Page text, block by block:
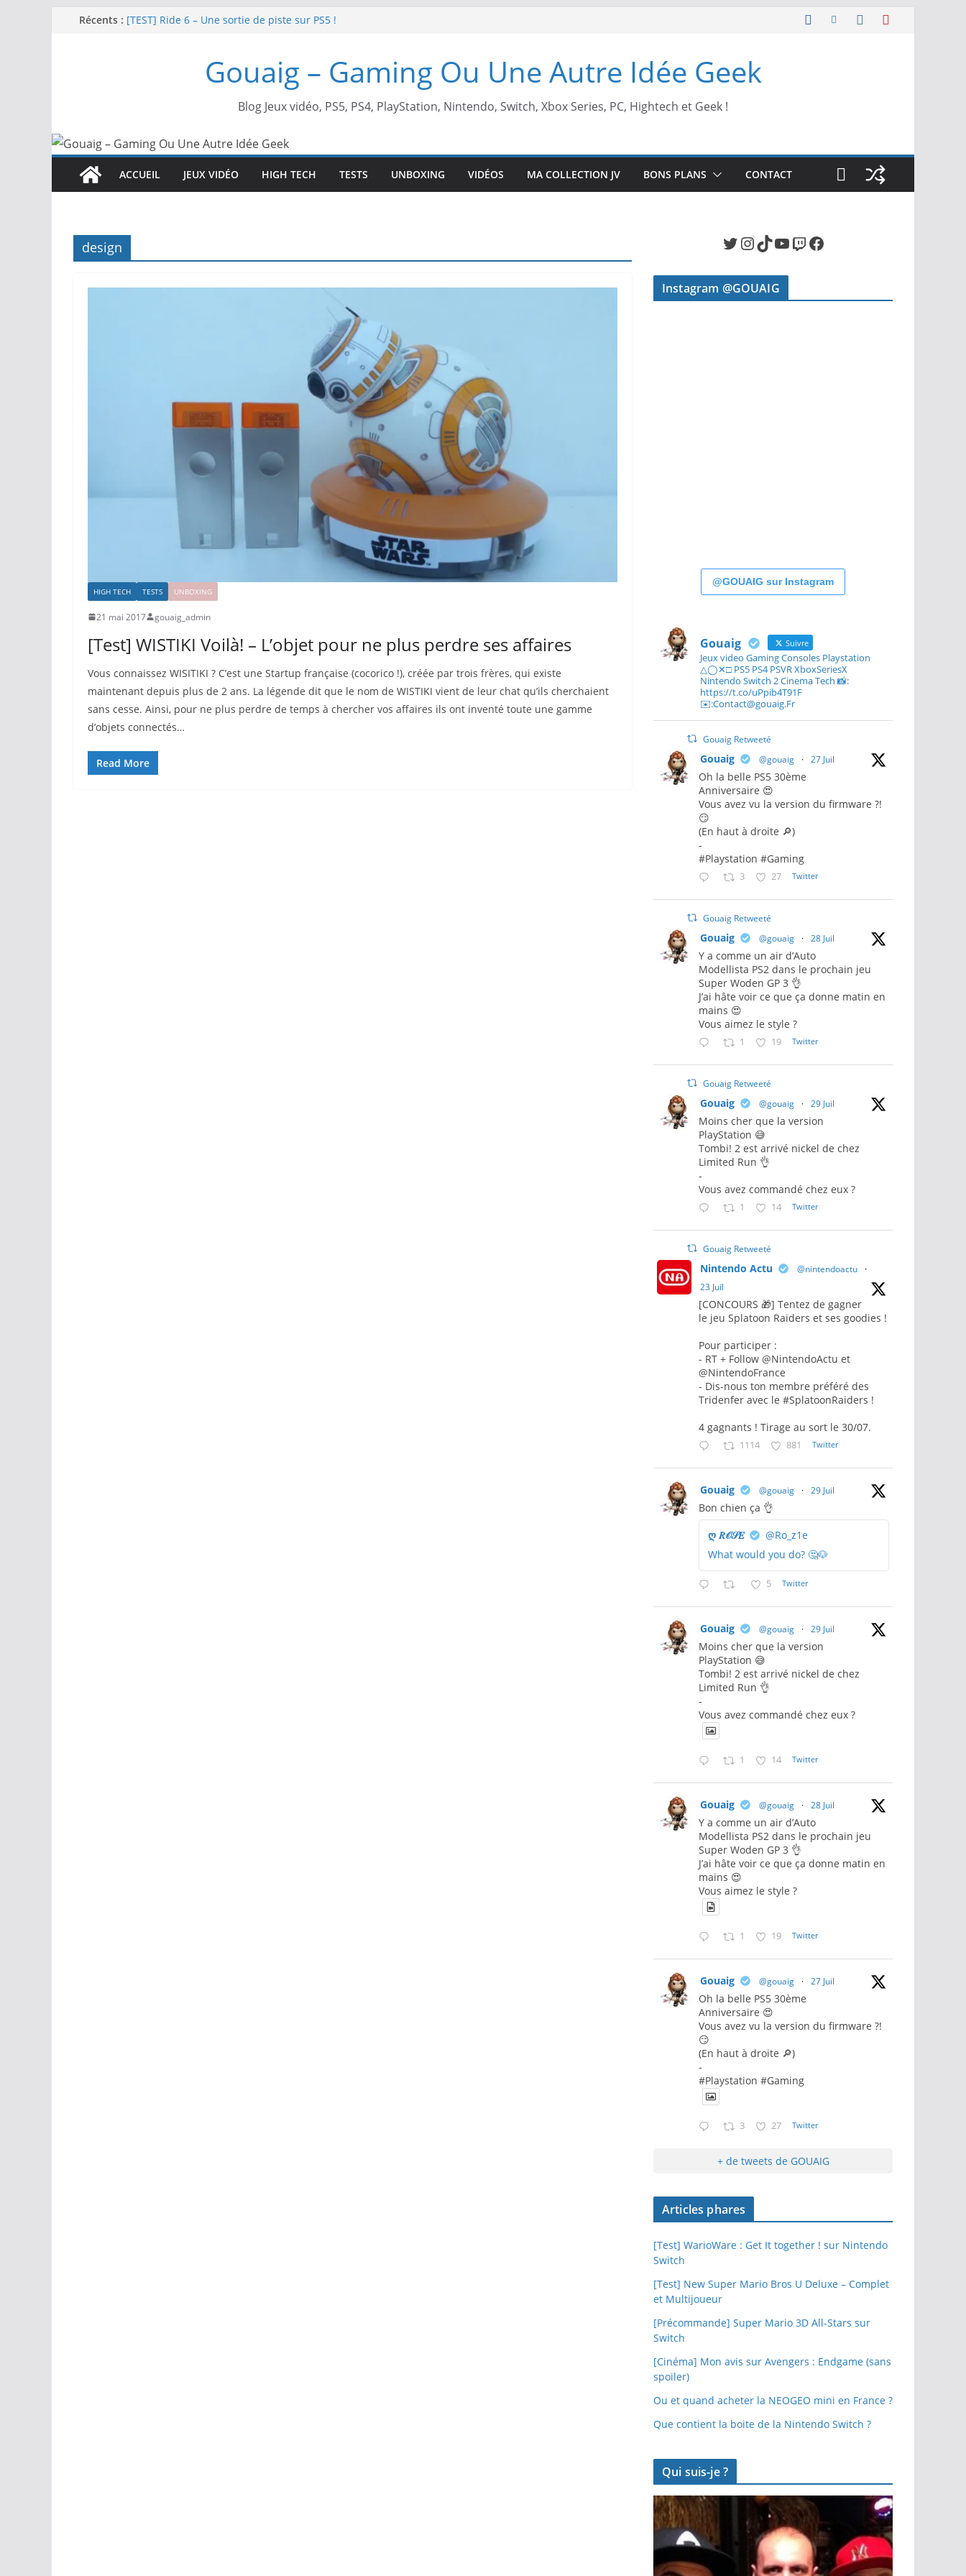
PasserRécents : [TEST] Ride 6 – Une sortie de piste sur PS5 !
[TEST] Screamer – Le retour des courses arcade !
SWITCH 2 : Nouveaux accessoires Turtle Beach X Mario
Gouaig – Gaming Ou Une Autre Idée Geek
Blog Jeux vidéo, PS5, PS4, PlayStation, Nintendo, Switch, Xbox Series, PC, Hightech et Geek !
ACCUEIL JEUX VIDÉO HIGH TECH TESTS UNBOXING VIDÉOS MA COLLECTION JV BONS PLANS CONTACT
design
HIGH TECH TESTS UNBOXING
21 mai 2017 gouaig_admin
[Test] WISTIKI Voilà! – L’objet pour ne plus perdre ses affaires
Vous connaissez WISITIKI ? C’est une Startup française (cocorico !), créée par trois frères, qui existe
maintenant depuis plus de 2 ans. La légende dit que le nom de WISTIKI vient de leur chat qu’ils cherchaient
sans cesse. Ainsi, pour ne plus perdre de temps à chercher vos affaires ils ont inventé toute une gamme
d’objets connectés…
Read More
Twitter InstagramTikTok YouTube Twitch Facebook
Instagram @GOUAIG
@GOUAIG sur Instagram
Gouaig Suivre
Jeux video Gaming Consoles Playstation
△◯✕□ PS5 PS4 PSVR XboxSeriesX
Nintendo Switch 2 Cinema Tech 📸:
https://t.co/uPpib4T91F
✉️:Contact@gouaig.Fr
Gouaig Retweeté
Gouaig @gouaig · 27 Juil
Oh la belle PS5 30ème
Anniversaire 😍
Vous avez vu la version du firmware ?!
😏
(En haut à droite 🔎)
-
#Playstation #Gaming
3 27 Twitter
Gouaig Retweeté
Gouaig @gouaig · 28 Juil
Y a comme un air d’Auto
Modellista PS2 dans le prochain jeu
Super Woden GP 3 👌
J’ai hâte voir ce que ça donne matin en
mains 😍
Vous aimez le style ?
1 19 Twitter
Gouaig Retweeté
Gouaig @gouaig · 29 Juil
Moins cher que la version
PlayStation 😅
Tombi! 2 est arrivé nickel de chez
Limited Run 👌
-
Vous avez commandé chez eux ?
1 14 Twitter
Gouaig Retweeté
Nintendo Actu @nintendoactu
·
23 Juil
[CONCOURS 🎁] Tentez de gagner
le jeu Splatoon Raiders et ses goodies !
Pour participer :
- RT + Follow @NintendoActu et
@NintendoFrance
- Dis-nous ton membre préféré des
Tridenfer avec le #SplatoonRaiders !
4 gagnants ! Tirage au sort le 30/07.
1114 881 Twitter
Gouaig @gouaig · 29 Juil
Bon chien ça 👌
ღ 𝑅𝒪𝒮𝐸
@Ro_z1e
What would you do? 🤔🐶
5 Twitter
Gouaig @gouaig · 29 Juil
Moins cher que la version
PlayStation 😅
Tombi! 2 est arrivé nickel de chez
Limited Run 👌
-
Vous avez commandé chez eux ?
1 14 Twitter
Gouaig @gouaig · 28 Juil
Y a comme un air d’Auto
Modellista PS2 dans le prochain jeu
Super Woden GP 3 👌
J’ai hâte voir ce que ça donne matin en
mains 😍
Vous aimez le style ?
1 19 Twitter
Gouaig @gouaig · 27 Juil
Oh la belle PS5 30ème
Anniversaire 😍
Vous avez vu la version du firmware ?!
😏
(En haut à droite 🔎)
-
#Playstation #Gaming
3 27 Twitter
+ de tweets de GOUAIG
Articles phares
[Test] WarioWare : Get It together ! sur Nintendo
Switch
[Test] New Super Mario Bros U Deluxe – Complet
et Multijoueur
[Précommande] Super Mario 3D All-Stars sur
Switch
[Cinéma] Mon avis sur Avengers : Endgame (sans
spoiler)
Ou et quand acheter la NEOGEO mini en France ?
Que contient la boite de la Nintendo Switch ?
Qui suis-je ?